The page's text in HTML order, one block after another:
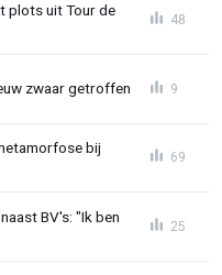
plots uit Tour de
48
zwaar getroffen 9
bij
69
BV's: "Ik ben
25